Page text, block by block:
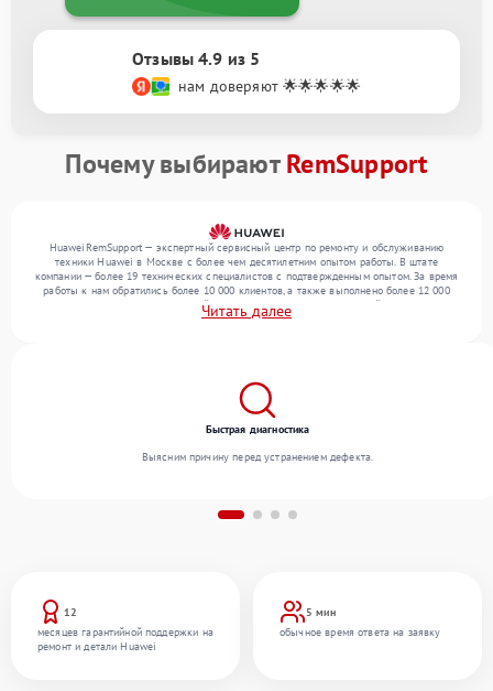
Отзывы 4.9 из 5
нам доверяют 🌟🌟🌟🌟🌟
Почему выбираютRemSupport
HuaweiRemSupport — экспертный сервисный центр по ремонту и обслуживанию
техники Huawei в Москве с более чем десятилетним опытом работы. В штате
компании — более 19 технических специалистов с подтвержденным опытом. За время
работы к нам обратились более 10 000 клиентов, а также выполнено более 12 000
ремонтов. Ежемесячно в сервисный центр поступает более 300 устройств, включая , , .
Мы устраняем поломки любой сложности и поддерживаем высокий стандарт
Читать далее
12
месяцев гарантийной поддержки на
ремонт и детали Huawei
5 мин
обычное время ответа на заявку
Быстрая диагностика
Выясним причину перед устранением дефекта.